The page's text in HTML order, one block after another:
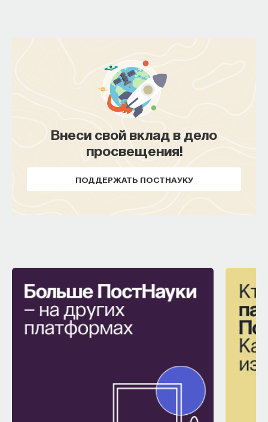
Внеси свой вклад в дело
просвещения!
ПОДДЕРЖАТЬ ПОСТНАУКУ
ХИМИЯ МЕЖДУ НЕЙРОНАМИ
вещества, которые управляют
нами
СОХРАНИТЬ КУРС